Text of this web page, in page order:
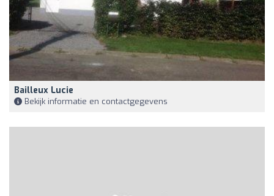
Bailleux Lucie
Bekijk informatie en contactgegevens